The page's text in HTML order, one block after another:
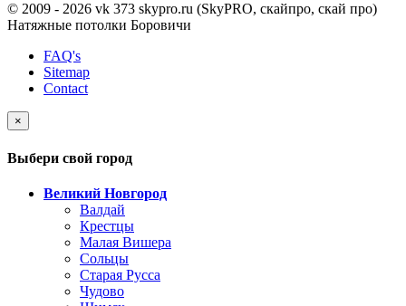
© 2009 - 2026 vk 373 skypro.ru (SkyPRO, скайпро, скай про)
Натяжные потолки Боровичи
FAQ's
Sitemap
Contact
×
Выбери свой город
Великий Новгород
Валдай
Крестцы
Малая Вишера
Сольцы
Старая Русса
Чудово